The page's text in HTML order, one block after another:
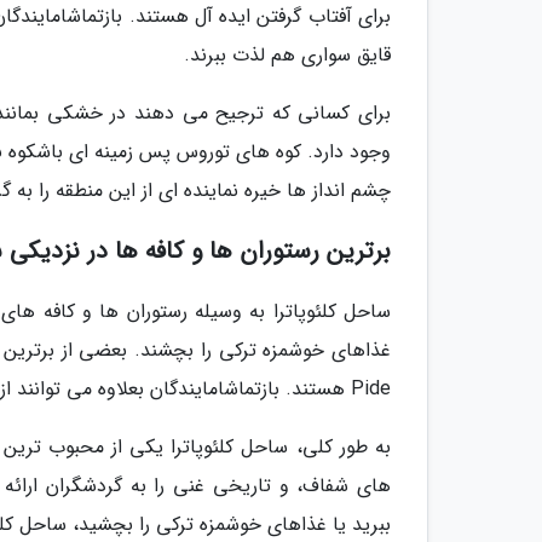
برای آفتاب گرفتن ایده آل هستند.
قایق سواری هم لذت ببرند.
برای کسانی که ترجیح می دهند در خشکی
وجود دارد. کوه های توروس پس زمینه ای
چشم انداز ها خیره نماینده ای از این منطقه را
برترین رستوران ها و کافه ها در نزدیکی
ساحل کلئوپاترا به وسیله رستوران ها و
Pide هستند. بازتماشامایندگان بعلاوه می توانند از قهوه و چای سنتی ترکی در یکی از کافه های نزدیک ساحل لذت ببرند.
به طور کلی، ساحل کلئوپاترا یکی از محبوب
های شفاف، و تاریخی غنی را به گردشگران
ببرید یا غذاهای خوشمزه ترکی را بچشید، ساحل